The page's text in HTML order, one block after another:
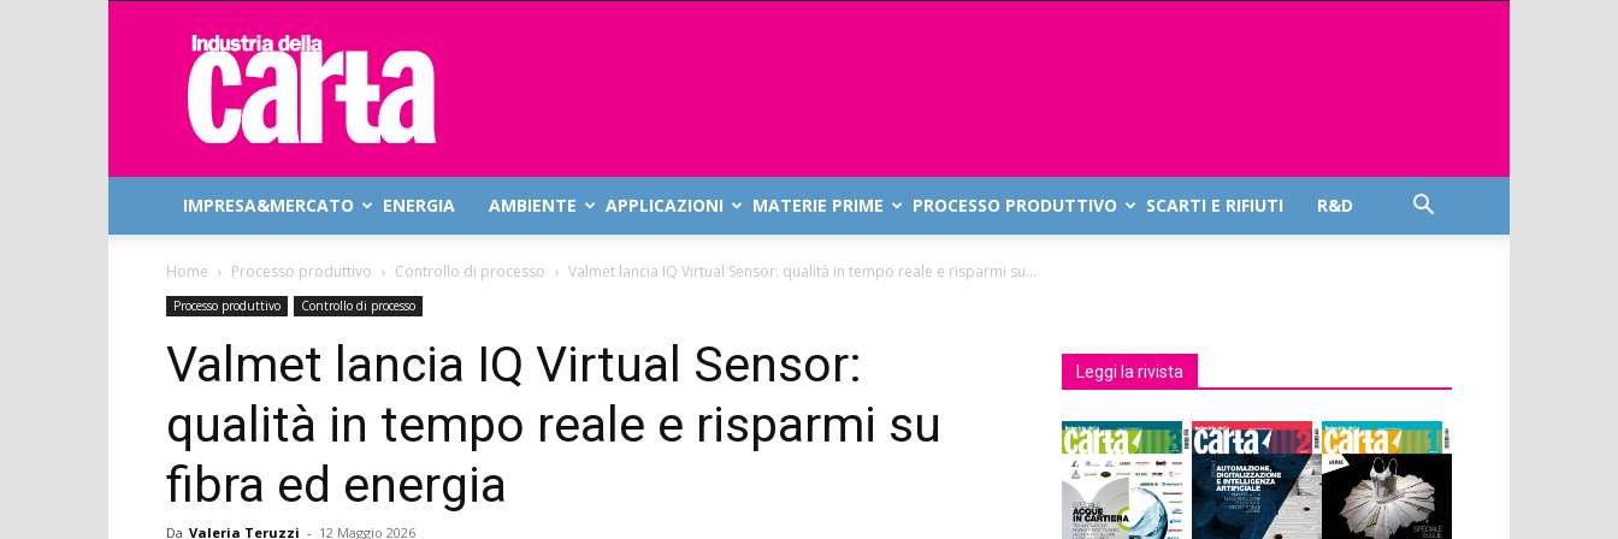
Industria
della
Carta
IMPRESA&MERCATO ENERGIA AMBIENTE APPLICAZIONI MATERIE PRIME PROCESSO PRODUTTIVO SCARTI E RIFIUTI R&D
Home Processo produttivo Controllo di processo Valmet lancia IQ Virtual Sensor: qualità in tempo reale e risparmi su...
Processo produttivo Controllo di processo
Valmet lancia IQ Virtual Sensor:
qualità in tempo reale e risparmi su
fibra ed energia
Da Valeria Teruzzi - 12 Maggio 2026
Leggi la rivista